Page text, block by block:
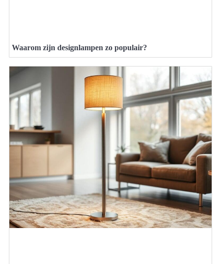
Waarom zijn designlampen zo populair?